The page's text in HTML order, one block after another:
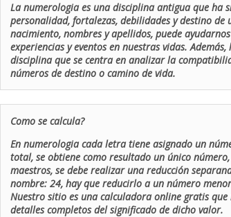
La numerologia es una disciplina antigua que
personalidad, fortalezas, debilidades y destino
nacimiento, nombres y apellidos, puede
experiencias y eventos en nuestras vidas.
disciplina que se centra en analizar la
números de destino o camino de vida.
Como se calcula?
En numerologia cada letra tiene asignado un
total, se obtiene como resultado un único
maestros, se debe realizar una reducción
nombre: 24, hay que reducirlo a un número
Nuestro sitio es una calculadora online gratis
detalles completos del significado de dicho valor.